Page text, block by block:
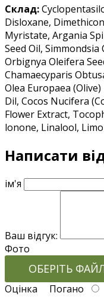
Склад:
Disloxane,
Myristate, Argania
Seed Oil, Simmondsia
Orbignya Oleifera
Chamaecyparis
Olea Europaea
Dil, Cocos Nucifera
Flower Extract,
lonone, Linalool,
Написати
ім'я
Ваш відгук:
Фото
ОБЕРІТЬ
Оцінка Погано